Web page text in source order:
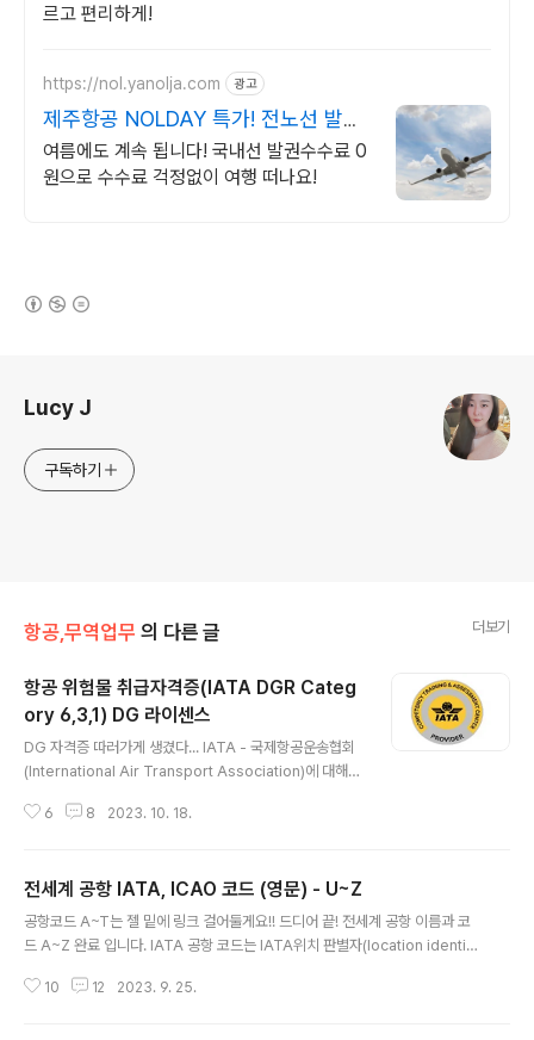
르고 편리하게!
https://nol.yanolja.com 광고
제주항공 NOLDAY 특가! 전노선 발권
수수료 0원
여름에도 계속 됩니다! 국내선 발권수수료 0
원으로 수수료 걱정없이 여행 떠나요!
Lucy J
구독하기
항공,무역업무 의 다른 글 더보기
항공 위험물 취급자격증(IATA DGR Categ
ory 6,3,1) DG 라이센스
DG 자격증 따러가게 생겼다... IATA - 국제항공운송협회
(International Air Transport Association)에 대해
전 세계 항공운송사업자들을 대표하는 협회이다. IATA는
의 82%이상)가 가입하고 있어 '항공업계의 유엔'으로 불
린다. 항공운송산업의 안전, 보안, 경제적 효율성, 환경 등
다양한 분야에서 규제와 자율 규제를 추진하고 있다. 항공
을 고려하여 국제 항공산업의 발전과 혁신을 위해 다양한
6 8 2023. 10. 18.
전세계 공항 IATA, ICAO 코드 (영문) - U~Z
공항코드 A~T는 젤 밑에 링크 걸어둘게요!! 드디어 끝! 전세계 공항 이름과 코
드 A~Z 완료 입니다. IATA 공항 코드는 IATA위치 판별자(location identifi
여 3LETTER CODE 혹은 4LETTER CODE 로 되어있다. ICAO - 국제민간
10 12 2023. 9. 25.